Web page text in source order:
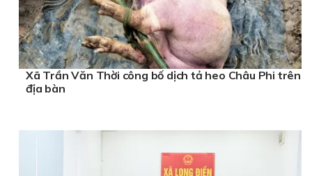
Xã Trần Văn Thời công bố dịch tả heo Châu Phi trên
địa bàn